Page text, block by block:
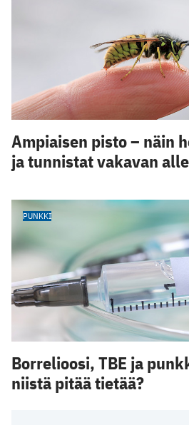
Ampiaisen pisto – näin
ja tunnistat vakavan
PUNKKI
Borrelioosi, TBE ja
niistä pitää tietää?